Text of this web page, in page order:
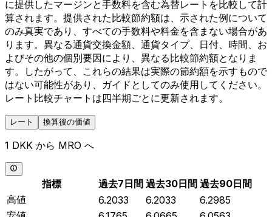
に提供したマージンと手数料を含む為替レートを比較して計
算されます。提供された比較節約額は、示された例について
のみ真実であり、すべての手数料や料金を含まない場合があ
ります。異なる通貨交換金額、通貨タイプ、日付、時間、お
よびその他の個別要因により、異なる比較節約額となりま
す。したがって、これらの結果は実際の節約額を示すもので
はない可能性があり、ガイドとしてのみ使用してください。
レート比較チャートは四半期ごとに更新されます。
レート 換算後の価値
1 DKK から MRO へ
指標 過去7日間 過去30日間 過去90日間
高値
6.2033 6.2033
6.2985